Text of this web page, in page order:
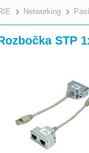
>
Networking
STP